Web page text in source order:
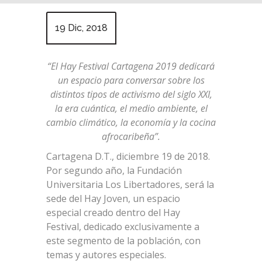
19 Dic, 2018
“El Hay Festival Cartagena 2019 dedicará
un espacio para conversar sobre los
distintos tipos de activismo del siglo XXI,
la era cuántica, el medio ambiente, el
cambio climático, la economía y la cocina
afrocaribeña”.
Cartagena D.T., diciembre 19 de 2018.
Por segundo año, la Fundación
Universitaria Los Libertadores, será la
sede del Hay Joven, un espacio
especial creado dentro del Hay
Festival, dedicado exclusivamente a
este segmento de la población, con
temas y autores especiales.